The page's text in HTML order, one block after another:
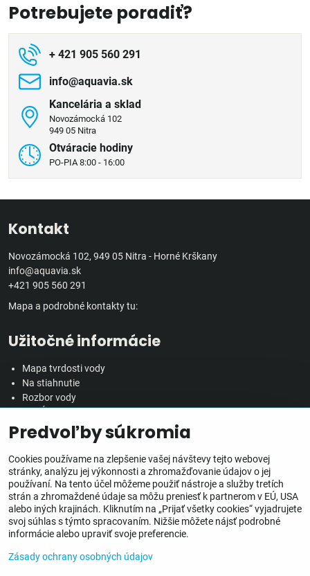
Potrebujete poradiť?
+ 421 905 560 291
info​@aquavia​.sk
Kancelária a sklad
Novozámocká 102
949 05 Nitra
Otváracie hodiny
PO-PIA 8:00 - 16:00
Kontakt
Novozámocká 102, 949 05 Nitra - Horné Krškany
info@aquavia.sk
+421 905 560 291
Mapa a podrobné kontakty tu:
Užitočné informácie
Mapa tvrdosti vody
Na stiahnutie
Rozbor vody
Veľkoobchodná spolupráca
Všetko o nákupe
Obchodné podmienky
Ochrana osobných údajov
Reklamačný poriadok
Doprava, doručenie a poplatky
Predvoľby súkromia
Cookies používame na zlepšenie vašej návštevy tejto webovej
stránky, analýzu jej výkonnosti a zhromažďovanie údajov o jej
používaní. Na tento účel môžeme použiť nástroje a služby tretích
strán a zhromaždené údaje sa môžu preniesť k partnerom v EÚ, USA
alebo iných krajinách. Kliknutím na „Prijať všetky cookies“ vyjadrujete
svoj súhlas s týmto spracovaním. Nižšie môžete nájsť podrobné
informácie alebo upraviť svoje preferencie.
Zásady ochrany osobných údajov